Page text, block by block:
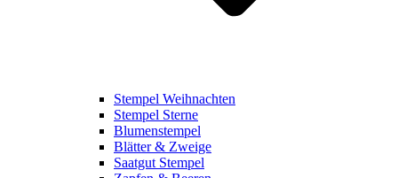
Stempel Weihnachten
Stempel Sterne
Blumenstempel
Blätter & Zweige
Saatgut Stempel